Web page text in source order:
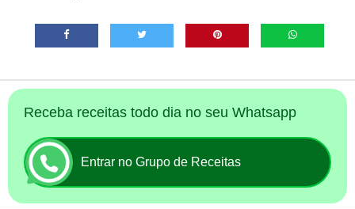
Receba receitas todo dia no seu Whatsapp
Entrar no Grupo de Receitas